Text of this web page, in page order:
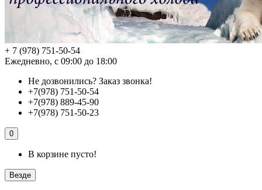
+ 7 (978) 751-50-54
Ежедневно, с 09:00 до 18:00
Не дозвонились? Заказ звонка!
+7(978) 751-50-54
+7(978) 889-45-90
+7(978) 751-50-23
0
В корзине пусто!
Везде